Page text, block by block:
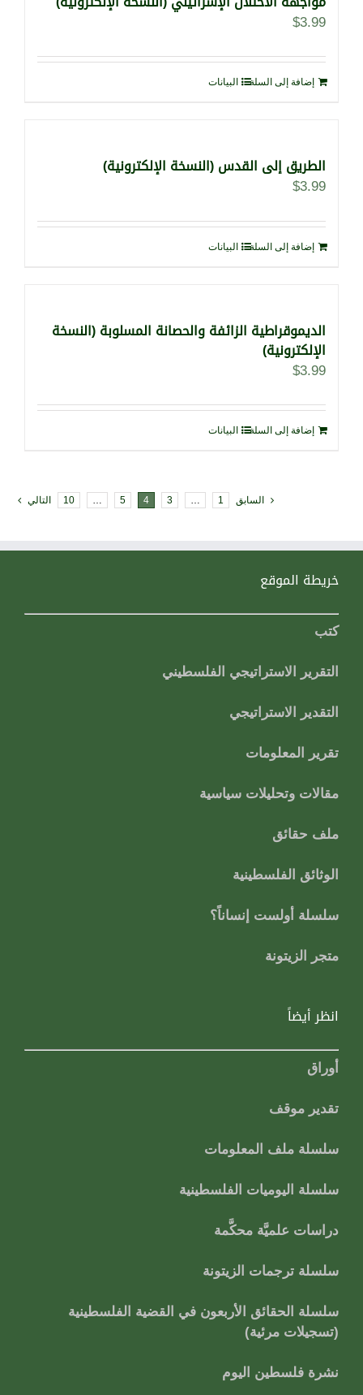
$3.99
إضافة إلى السلة البيانات
الطريق إلى القدس (النسخة الإلكترونية)
$3.99
إضافة إلى السلة البيانات
الديموقراطية الزائفة والحصانة المسلوبة (النسخة
الإلكترونية)
$3.99
إضافة إلى السلة البيانات
السابق 1
…
3
4
5
…
10 التالي
خريطة الموقع
كتب
التقرير الاستراتيجي الفلسطيني
التقدير الاستراتيجي
تقرير المعلومات
مقالات وتحليلات سياسية
ملف حقائق
الوثائق الفلسطينية
سلسلة أولست إنساناً؟
متجر الزيتونة
انظر أيضاً
أوراق
تقدير موقف
سلسلة ملف المعلومات
سلسلة اليوميات الفلسطينية
دراسات علميَّة محكَّمة
سلسلة ترجمات الزيتونة
سلسلة الحقائق الأربعون في القضية الفلسطينية
(تسجيلات مرئية)
نشرة فلسطين اليوم